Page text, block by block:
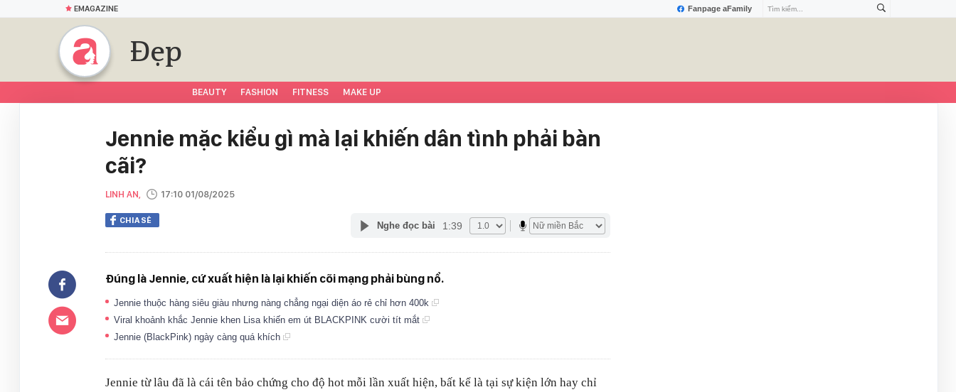
Fanpage aFamily
EMAGAZINE
Đẹp
BEAUTY FASHION FITNESS MAKE UP
Jennie mặc kiểu gì mà lại khiến dân tình phải bàn
cãi?
LINH AN, 17:10 01/08/2025
CHIA SẺ Nghe đọc bài 1:39
Đúng là Jennie, cứ xuất hiện là lại khiến cõi mạng phải bùng nổ.
Jennie thuộc hàng siêu giàu nhưng nàng chẳng ngại diện áo rẻ chỉ hơn 400k
Viral khoảnh khắc Jennie khen Lisa khiến em út BLACKPINK cười tít mắt
Jennie (BlackPink) ngày càng quá khích
Jennie từ lâu đã là cái tên bảo chứng cho độ hot mỗi lần xuất hiện, bất kể là tại sự kiện lớn hay chỉ